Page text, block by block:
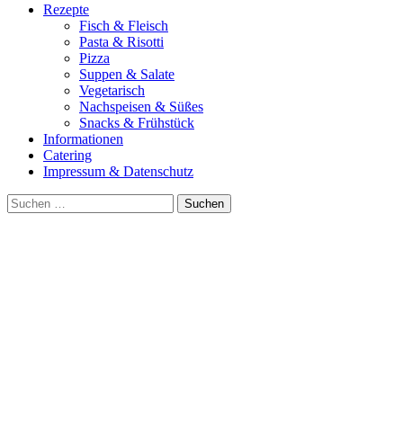
Rezepte
Fisch & Fleisch
Pasta & Risotti
Pizza
Suppen & Salate
Vegetarisch
Nachspeisen & Süßes
Snacks & Frühstück
Informationen
Catering
Impressum & Datenschutz
Suche
nach: